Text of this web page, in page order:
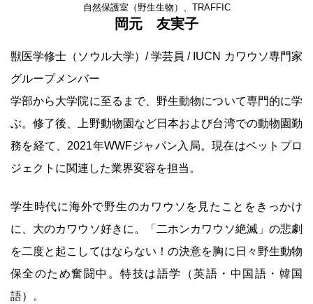
自然保護室（野生生物）、TRAFFIC
岡元 友実子
獣医学修士（ソウル大学）/ 学芸員 / IUCN カワウソ専門家
グループメンバー
学部から大学院に至るまで、野生動物について専門的に学
ぶ。修了後、上野動物園など日本および台湾での動物園勤
務を経て、2021年WWFジャパン入局。現在はペットプロ
ジェクトに関連した業界変容を担当。
学生時代に海外で野生のカワウソを見たことをきっかけ
に、大のカワウソ好きに。「二ホンカワウソ絶滅」の悲劇
を二度と起こしてはならない！の決意を胸に日々野生動物
保全のため奮闘中。特技は語学（英語・中国語・韓国
語）。